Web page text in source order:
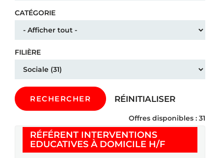
CATÉGORIE
FILIÈRE
RECHERCHER RÉINITIALISER
Offres disponibles : 31
RÉFÉRENT INTERVENTIONS
EDUCATIVES À DOMICILE H/F(Nouvelle